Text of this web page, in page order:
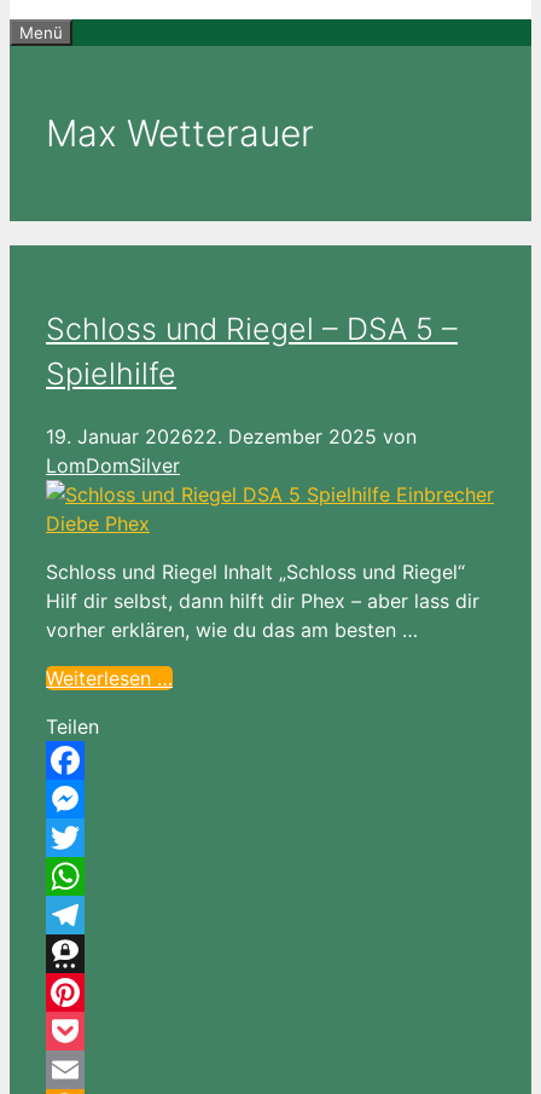
Menü
Max Wetterauer
Schloss und Riegel – DSA 5 –
Spielhilfe
19. Januar 202622. Dezember 2025 von
LomDomSilver
Schloss und Riegel Inhalt „Schloss und Riegel“
Hilf dir selbst, dann hilft dir Phex – aber lass dir
vorher erklären, wie du das am besten …
Weiterlesen …
Teilen
Facebook
Messenger
Twitter
WhatsApp
Telegram
Threema
Pinterest
Pocket